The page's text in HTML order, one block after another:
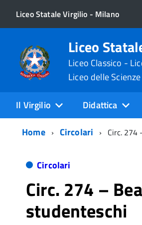
Liceo Statale Virgilio - Milano
Liceo
Liceo Classico -
Liceo delle
Il Virgilio Didattica
Home
Circolari Circ. 274
Circolari
Circ. 274 –
studenteschi